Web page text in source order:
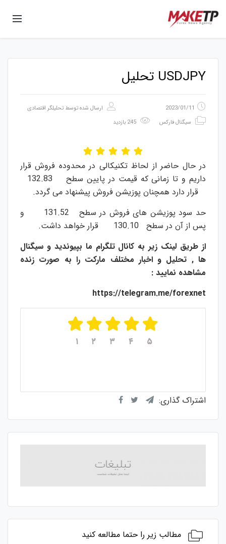
USDJPY تحلیل
2023/01/11 ارسال شده توسط تحلیلگر اقتصادی
سیگنال فارکس
در حال حاضر از لحاظ تکنیکالی در محدوده فروش قرار
قرار دارد همچنان پوزیشن فروش پیشنهاد می گردد.
حد سود پوزیشن های فروش در سطح 131.52 و
پس از آن در سطح 130.10 قرار خواهد داشت.
از طریق لینک زیر به کانال تلگرام ما بپیوندید و سیگنال
ها , تحلیل و اخبار مختلف مارکت را به صورت زنده
مشاهده نمایید :
https://telegram.me/forexnet
۱ ۲ ۳ ۴ ۵
اشتراک گذاری:
مطالب زیر را حتما مطالعه کنید